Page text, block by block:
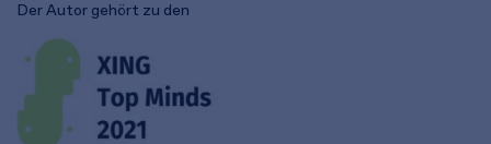
Der Autor gehört zu den